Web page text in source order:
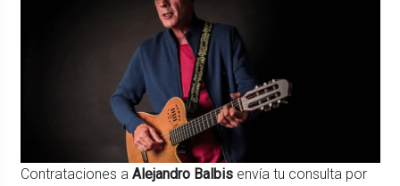
Contrataciones a Alejandro Balbisenvía tu consulta por